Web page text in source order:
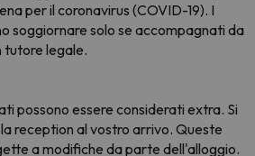
per il coronavirus (COVID-19). I
soggiornare solo se accompagnati da
tutore legale.
possono essere considerati extra. Si
reception al vostro arrivo. Queste
a modifiche da parte dell'alloggio.